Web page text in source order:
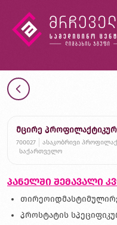
მცირე
700027
ასაკობრივი
საქართველო
პანელში შემავალი
პროსტატის